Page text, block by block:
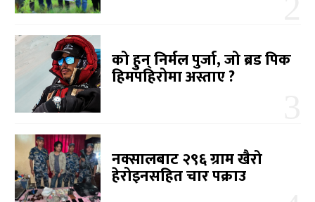
को हुन् निर्मल पुर्जा, जो ब्रड पिक
हिमपहिरोमा अस्ताए ?
नक्सालबाट २९६ ग्राम खैरो
हेरोइनसहित चार पक्राउ